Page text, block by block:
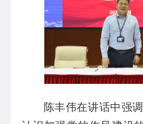
陈丰伟在讲话中强